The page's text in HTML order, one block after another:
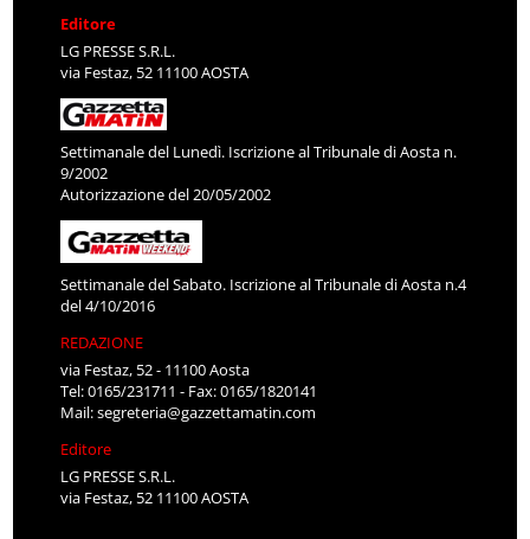
Editore
LG PRESSE S.R.L.
via Festaz, 52 11100 AOSTA
Settimanale del Lunedì. Iscrizione al Tribunale di Aosta n.
9/2002
Autorizzazione del 20/05/2002
Settimanale del Sabato. Iscrizione al Tribunale di Aosta n.4
del 4/10/2016
REDAZIONE
via Festaz, 52 - 11100 Aosta
Tel: 0165/231711 - Fax: 0165/1820141
Mail:segreteria@gazzettamatin.com
Editore
LG PRESSE S.R.L.
via Festaz, 52 11100 AOSTA